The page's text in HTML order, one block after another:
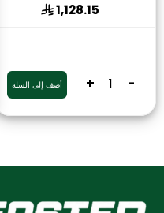
1,128.15
-
+ أضف إلى السلة